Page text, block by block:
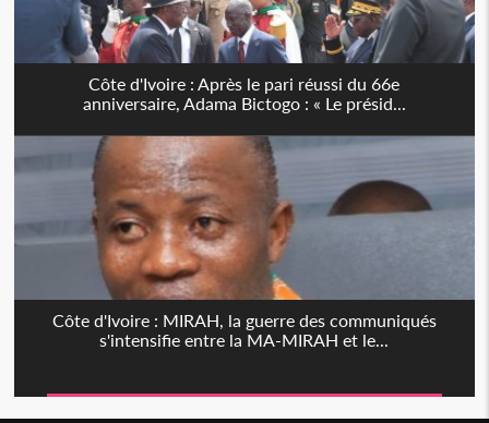
Côte d'Ivoire : Après le pari réussi du 66e
anniversaire, Adama Bictogo : « Le présid...
Côte d'Ivoire : MIRAH, la guerre des communiqués
s'intensifie entre la MA-MIRAH et le...